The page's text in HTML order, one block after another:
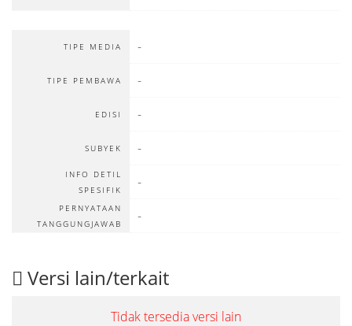
TIPE MEDIA -
TIPE PEMBAWA -
EDISI -
SUBYEK -
INFO DETIL
SPESIFIK
-
PERNYATAAN
TANGGUNGJAWAB
-
Versi lain/terkait
Tidak tersedia versi lain